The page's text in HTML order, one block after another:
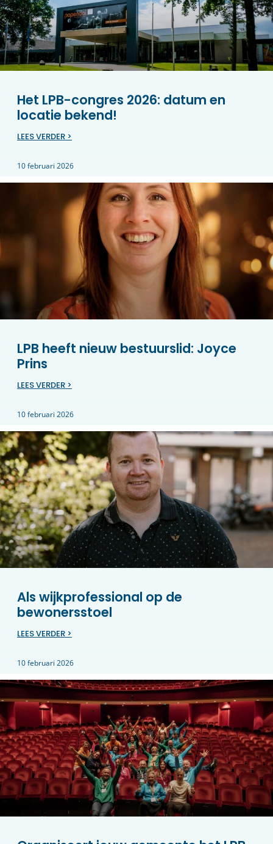
Het LPB-congres 2026: datum en
locatie bekend!
LEES VERDER >
10 februari 2026
LPB heeft nieuw bestuurslid: Joyce
Prins
LEES VERDER >
10 februari 2026
Als wijkprofessional op de
bewonersstoel
LEES VERDER >
10 februari 2026